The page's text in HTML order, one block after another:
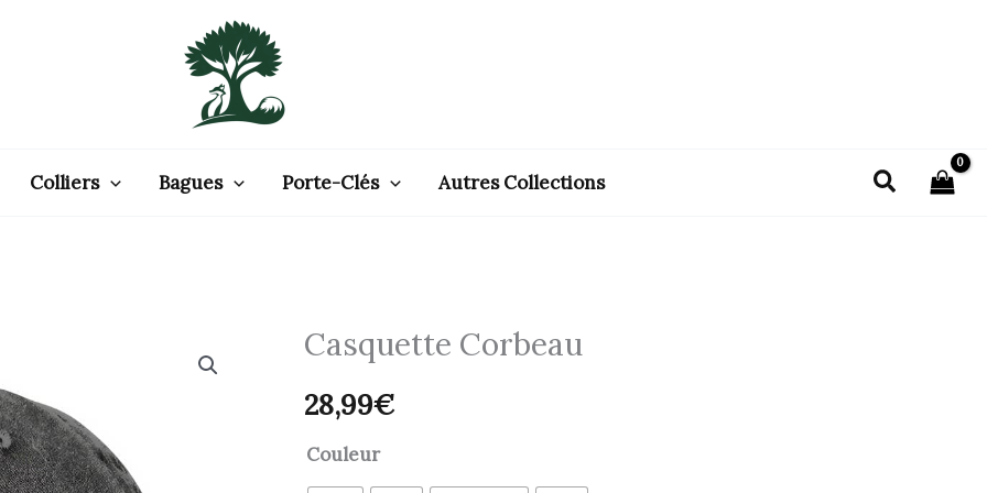
Colliers Bagues Porte-Clés Autres Collections
Casquette Corbeau
28,99€
Couleur
quantité
Casquette
Corbeau